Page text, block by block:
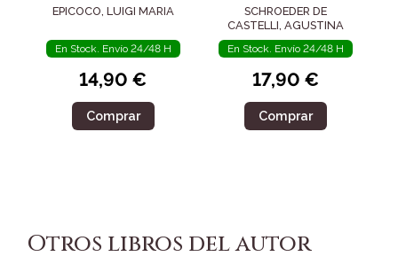
EPICOCO, LUIGI MARIA
En Stock. Envío 24/48 H
14,90 €
Comprar
SCHROEDER DE
CASTELLI, AGUSTINA
En Stock. Envío 24/48 H
17,90 €
Comprar
Otros libros del autor